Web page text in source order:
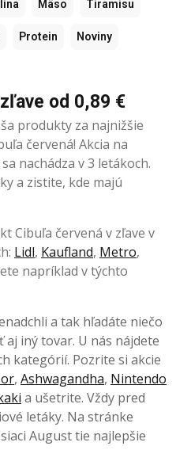
Mäso Tiramisu
Protein Noviny
od 0,89 €
produkty za najnižšie
červená! Akcia na
nachádza v 3 letákoch.
a zistite, kde majú
Cibuľa červená v zľave v
Lidl, Kaufland, Metro,
napríklad v týchto
a tak hľadáte niečo
aj iný tovar. U nás nájdete
kategórií. Pozrite si akcie
, Ashwagandha, Nintendo
a ušetrite. Vždy pred
letáky. Na stránke
August tie najlepšie